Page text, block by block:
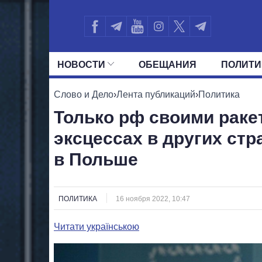
НОВОСТИ ОБЕЩАНИЯ
ВСЕ ПОЛИТИКИ ПРЕЗИДЕНТ И
Слово и Дело›Лента публикаций›Политика
Только рф своими
эксцессах в других
в Польше
ПОЛИТИКА 16 ноября 2022, 10:47
Читати українською